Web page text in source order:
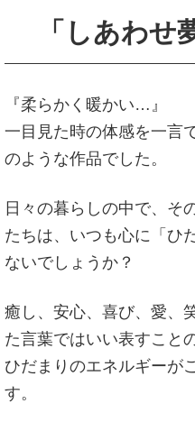
「しあわせ
『柔らかく暖かい…』
一目見た時の体感を一言
のような作品でした。
日々の暮らしの中で、そ
たちは、いつも心に「ひ
ないでしょうか？
癒し、安心、喜び、愛、
た言葉ではいい表すこと
ひだまりのエネルギーが
す。